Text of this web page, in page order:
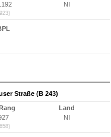
NI
Straße (B 243)
Land
NI